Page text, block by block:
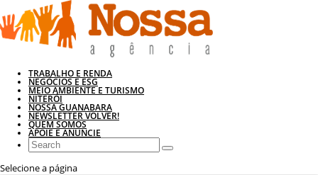
TRABALHO E RENDA
NEGÓCIOS E ESG
MEIO AMBIENTE E TURISMO
NITERÓI
NOSSA GUANABARA
NEWSLETTER VOLVER!
QUEM SOMOS
APOIE E ANUNCIE
Selecione a página